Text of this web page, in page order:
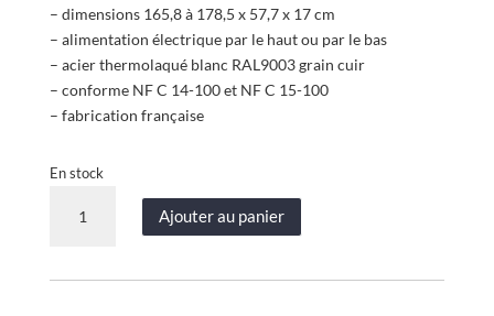
– dimensions 165,8 à 178,5 x 57,7 x 17 cm
– alimentation électrique par le haut ou par le bas
– acier thermolaqué blanc RAL9003 grain cuir
– conforme NF C 14-100 et NF C 15-100
– fabrication française
En stock
Ajouter au panier